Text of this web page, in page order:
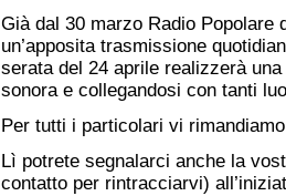
Già dal 30 marzo Radio Popolare
un’apposita trasmissione
serata del 24 aprile realizzerà
sonora e collegandosi con tanti
Per tutti i particolari vi
Lì potrete segnalarci anche la
contatto per rintracciarvi)